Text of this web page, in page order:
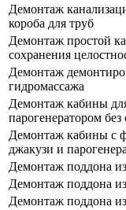
Демонтаж
короба для труб
Демонтаж простой
сохранения
Демонтаж
гидромассажа
Демонтаж кабины
парогенератором без
Демонтаж кабины с
джакузи и
Демонтаж поддона
Демонтаж поддона
Демонтаж поддона